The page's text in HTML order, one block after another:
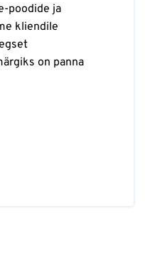
poodide ja
kliendile
on panna